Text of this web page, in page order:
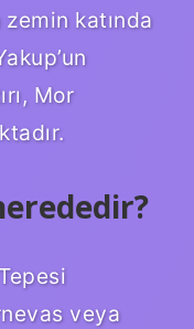
katında
Mor
veya